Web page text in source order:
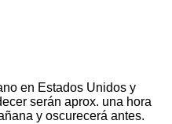
en Estados Unidos y
serán aprox. una hora
y oscurecerá antes.